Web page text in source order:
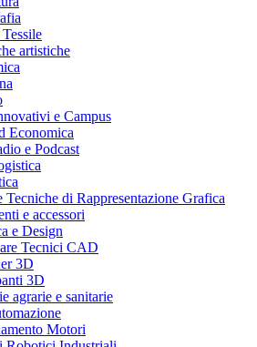
artistiche
e Campus
Economica
e Podcast
Tecniche di Rappresentazione Grafica
e accessori
e Design
Tecnici CAD
3D
3D
agrarie e sanitarie
Motori